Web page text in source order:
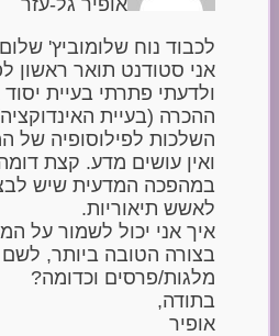
לכבוד נוח שלומוביץ'
אני סטודנט תואר ראשון
ולדעתי פתרתי בעיית
ההכרה (בעיית
השלכות לפילוסופיה של
ואין עושים מדע. קצת
במהפכה המדעית שיש
לאשש תיאוריות.
איך אני יכול לשמור על
בצורה הטובה ביותר,
מלגות/פרסים וכדומה?
בתודה,
אופיר